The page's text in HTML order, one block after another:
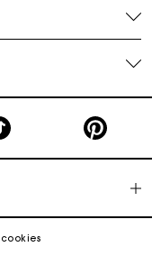
façon d'offrir le